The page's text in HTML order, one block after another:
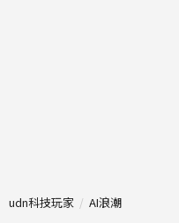
udn科技玩家 AI浪潮